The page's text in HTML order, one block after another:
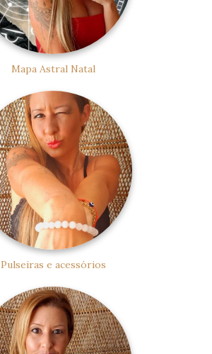
Mapa Astral Natal
Pulseiras e acessórios